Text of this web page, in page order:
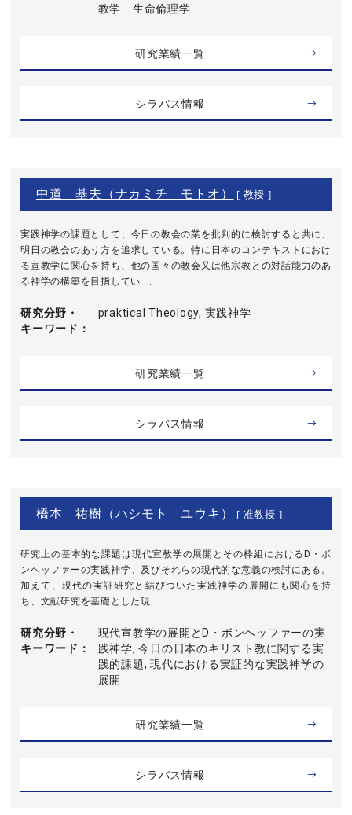
教学 生命倫理学
研究業績一覧
シラバス情報
中道 基夫（ナカミチ モトオ） [ 教授 ]
実践神学の課題として、今日の教会の業を批判的に検討すると共に、
明日の教会のあり方を追求している。特に日本のコンテキストにおけ
る宣教学に関心を持ち、他の国々の教会又は他宗教との対話能力のあ
る神学の構築を目指してい ...
研究分野・
キーワード
praktical Theology, 実践神学
研究業績一覧
シラバス情報
橋本 祐樹（ハシモト ユウキ） [ 准教授 ]
研究上の基本的な課題は現代宣教学の展開とその枠組におけるD・ボ
ンヘッファーの実践神学、及びそれらの現代的な意義の検討にある。
加えて、現代の実証研究と結びついた実践神学の展開にも関心を持
ち、文献研究を基礎とした現 ...
研究分野・
キーワード
現代宣教学の展開とD・ボンヘッファーの実
践神学, 今日の日本のキリスト教に関する実
践的課題, 現代における実証的な実践神学の
展開
研究業績一覧
シラバス情報